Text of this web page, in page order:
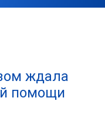
ждала
помощи